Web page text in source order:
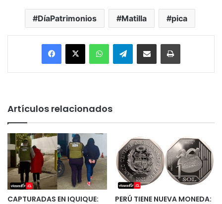
DíaPatrimonios Matilla pica
Facebook
X WhatsAppTelegramEnviar vía email Imprimir
Artículos relacionados
CAPTURADAS EN IQUIQUE:
PERÚ TIENE NUEVA MONEDA: